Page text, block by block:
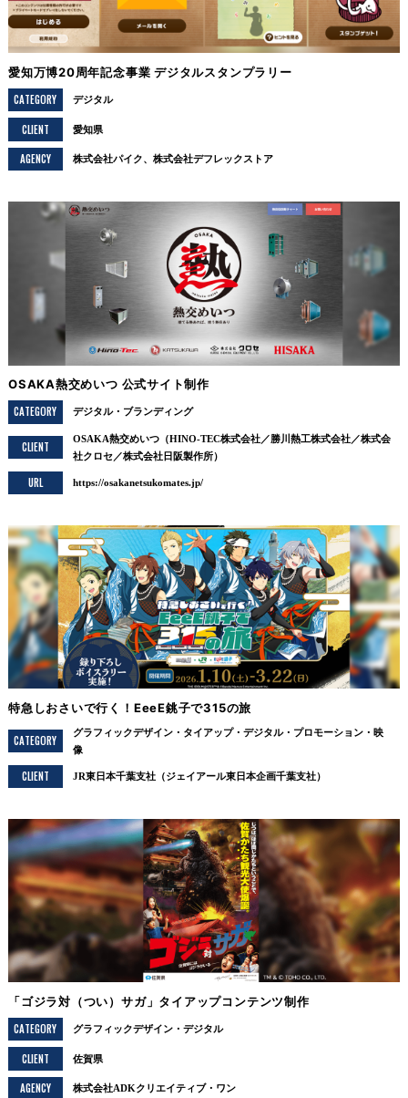
愛知万博20周年記念事業 デジタルスタンプラリー
CATEGORY
デジタル
CLIENT 愛知県
AGENCY 株式会社パイク、株式会社デフレックストア
OSAKA熱交めいつ 公式サイト制作
CATEGORY
デジタル ブランディング
CLIENT
OSAKA熱交めいつ（HINO-TEC株式会社／勝川熱工株式会社／株式会
社クロセ／株式会社日阪製作所）
URL https://osakanetsukomates.jp/
特急しおさいで行く！EeeE銚子で315の旅
CATEGORY
グラフィックデザイン タイアップ デジタル プロモーション
映
像
CLIENT JR東日本千葉支社（ジェイアール東日本企画千葉支社）
「ゴジラ対（つい）サガ」タイアップコンテンツ制作
CATEGORY
グラフィックデザイン デジタル
CLIENT 佐賀県
AGENCY 株式会社ADKクリエイティブ・ワン